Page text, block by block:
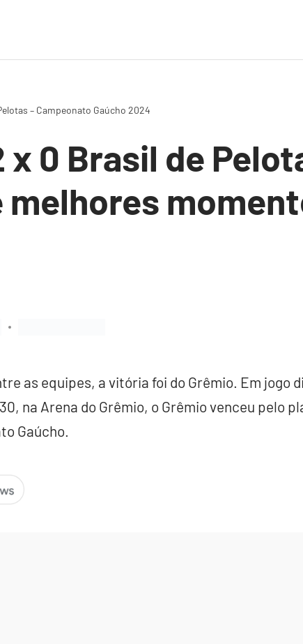
– Campeonato Gaúcho 2024
x 0 Brasil de
melhores
as equipes, a vitória foi do Grêmio. Em jogo
na Arena do Grêmio, o Grêmio venceu pelo
Gaúcho.